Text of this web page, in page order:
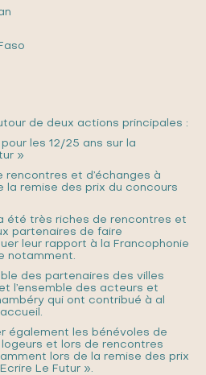
de deux actions principales :
les 12/25 ans sur la
»
rencontres et d’échanges à
la remise des prix du concours
été très riches de rencontres et
partenaires de faire
leur rapport à la Francophonie
notamment.
des partenaires des villes
l’ensemble des acteurs et
qui ont contribué à al
également les bénévoles de
logeurs et lors de rencontres
lors de la remise des prix
Le Futur ».